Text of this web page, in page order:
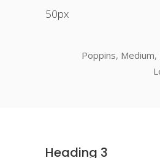
50px
Poppins,
Heading 3